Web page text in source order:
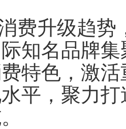
升级趋势
知名品牌
特色，激
平，聚力